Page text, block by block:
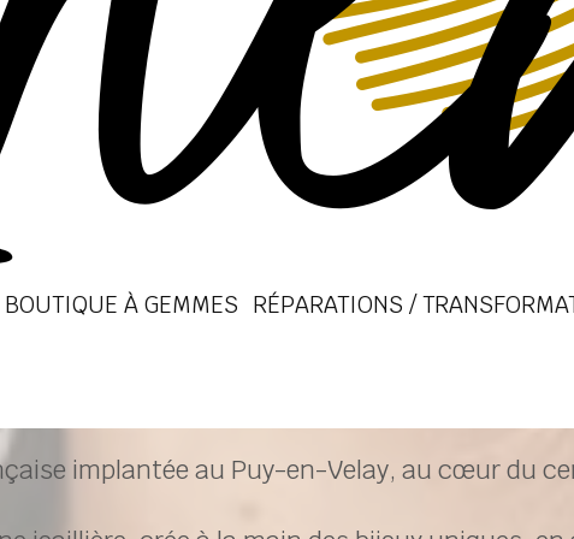
BOUTIQUE À GEMMES RÉPARATIONS /
implantée au Puy-en-Velay, au cœur du